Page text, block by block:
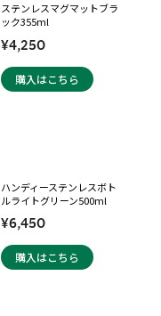
ステンレスマグマットブラ
ック355ml
¥4,250
購入はこちら
ハンディーステンレスボト
ルライトグリーン500ml
¥6,450
購入はこちら